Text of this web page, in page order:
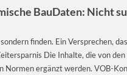
BauDaten: Nicht
finden. Ein Versprechen,
Die Inhalte, die von
Normen ergänzt werden. VOB-